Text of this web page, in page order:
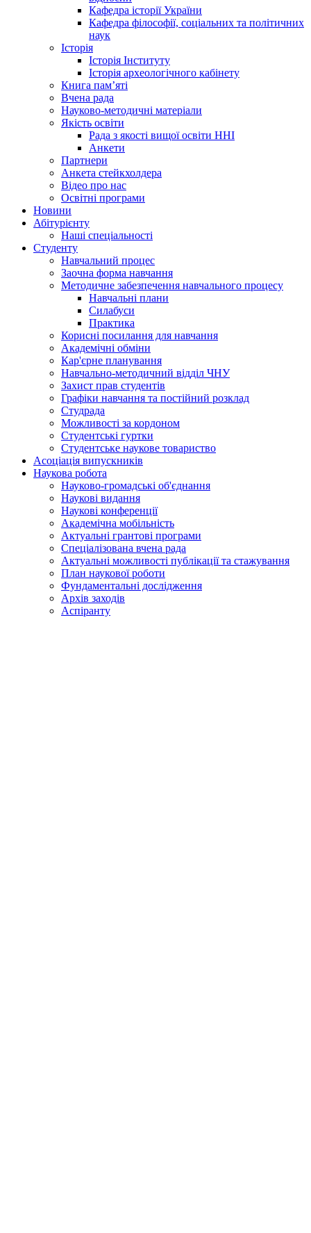
Кафедра історії України
Кафедра філософії, соціальних та політичних
наук
Історія
Історія Інституту
Історія археологічного кабінету
Книга памʼяті
Вчена рада
Науково-методичні матеріали
Якість освіти
Рада з якості вищої освіти ННІ
Анкети
Партнери
Анкета стейкхолдера
Відео про нас
Освітні програми
Hовини
Абітурієнту
Наші спеціальності
Студенту
Навчальний процес
Заочна форма навчання
Методичне забезпечення навчального процесу
Навчальні плани
Силабуси
Практика
Корисні посилання для навчання
Академічні обміни
Кар'єрне планування
Навчально-методичний відділ ЧНУ
Захист прав студентів
Графіки навчання та постійний розклад
Студрада
Можливості за кордоном
Студентські гуртки
Студентське наукове товариство
Асоціація випускників
Наукова робота
Науково-громадські об'єднання
Наукові видання
Наукові конференції
Академічна мобільність
Актуальні грантові програми
Спеціалізована вчена рада
Актуальні можливості публікації та стажування
План наукової роботи
Фундаментальні дослідження
Архів заходів
Аспіранту